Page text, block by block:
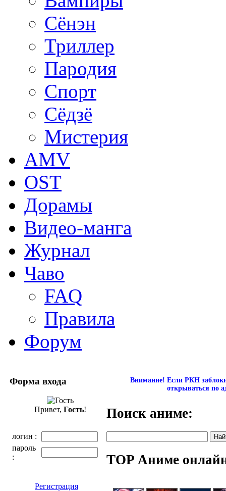
Сёнэн
Триллер
Пародия
Спорт
Сёдзё
Мистерия
AMV
OST
Дорамы
Видео-манга
Журнал
Чаво
FAQ
Правила
Форум
Форма входа
Привет, Гость!
логин :
пароль
:
Регистрация
Внимание! Если РКН
открываться по
Поиск аниме:
TOP Аниме